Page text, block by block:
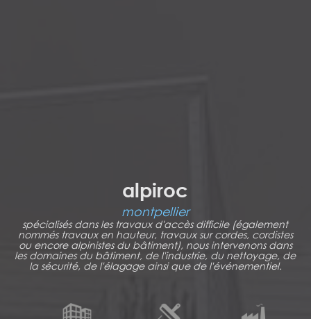
alpiroc
montpellier
spécialisés dans les travaux d'accès difficile (également
nommés travaux en hauteur, travaux sur cordes, cordistes
ou encore alpinistes du bâtiment), nous intervenons dans
les domaines du bâtiment, de l'industrie, du nettoyage, de
la sécurité, de l'élagage ainsi que de l'événementiel.